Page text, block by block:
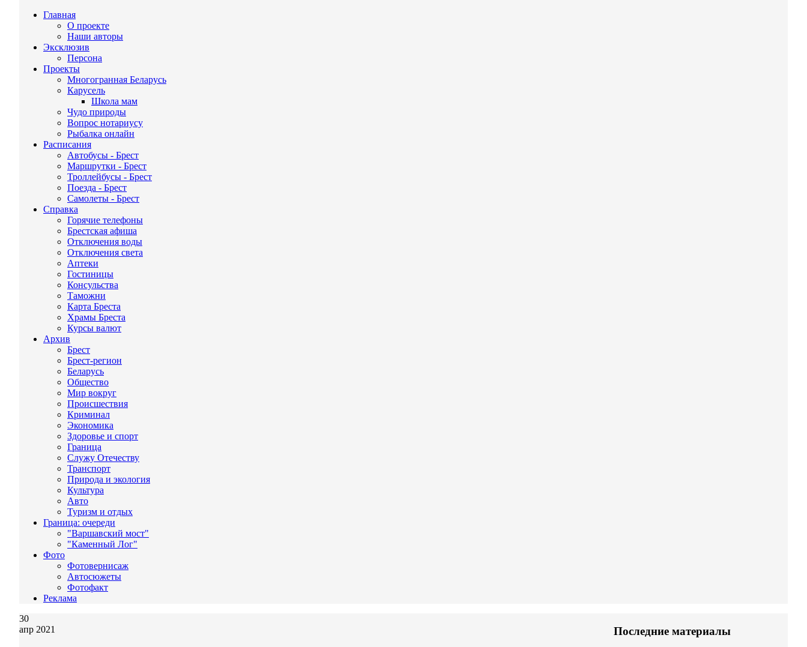
Главная
О проекте
Наши авторы
Эксклюзив
Персона
Проекты
Многогранная Беларусь
Карусель
Школа мам
Чудо природы
Вопрос нотариусу
Рыбалка онлайн
Расписания
Автобусы - Брест
Маршрутки - Брест
Троллейбусы - Брест
Поезда - Брест
Самолеты - Брест
Справка
Горячие телефоны
Брестская афиша
Отключения воды
Отключения света
Аптеки
Гостиницы
Консульства
Таможни
Карта Бреста
Храмы Бреста
Курсы валют
Архив
Брест
Брест-регион
Беларусь
Общество
Мир вокруг
Происшествия
Криминал
Экономика
Здоровье и спорт
Граница
Служу Отечеству
Транспорт
Природа и экология
Культура
Авто
Туризм и отдых
Граница: очереди
"Варшавский мост"
"Каменный Лог"
Фото
Фотовернисаж
Автосюжеты
Фотофакт
Реклама
30
апр 2021
Последние материалы